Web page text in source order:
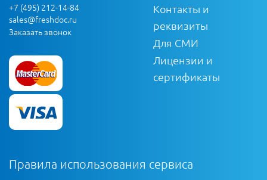
+7 (495) 212-14-84
sales@freshdoc.ru
Заказать звонок
Контакты и
реквизиты
Для СМИ
Лицензии и
сертификаты
Правила использования сервиса